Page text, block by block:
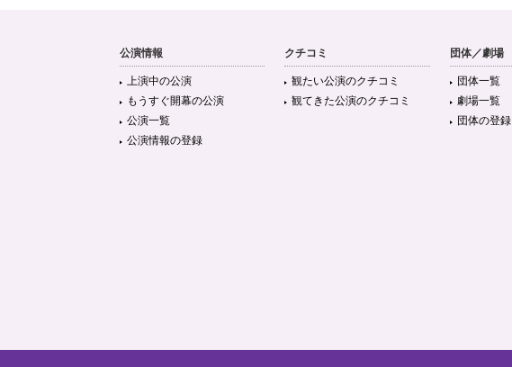
公演情報
上演中の公演
もうすぐ開幕の公演
公演一覧
公演情報の登録
クチコミ
観たい公演のクチコミ
観てきた公演のクチコミ
団体／劇場
団体一覧
劇場一覧
団体の登録